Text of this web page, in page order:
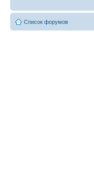
Список форумов